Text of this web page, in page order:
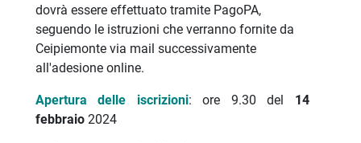
dovrà essere effettuato tramite PagoPA,
seguendo le istruzioni che verranno fornite da
Ceipiemonte via mail successivamente
all'adesione online.
Apertura delle iscrizioni: ore 9.30 del 14
febbraio2024